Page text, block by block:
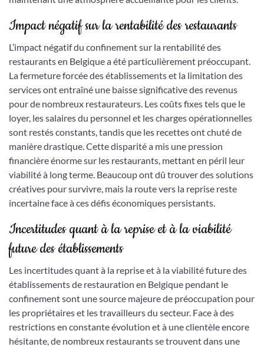
Impact négatif sur la rentabilité des restaurants
L’impact négatif du confinement sur la rentabilité des
restaurants en Belgique a été particulièrement préoccupant.
La fermeture forcée des établissements et la limitation des
services ont entraîné une baisse significative des revenus
pour de nombreux restaurateurs. Les coûts fixes tels que le
loyer, les salaires du personnel et les charges opérationnelles
sont restés constants, tandis que les recettes ont chuté de
manière drastique. Cette disparité a mis une pression
financière énorme sur les restaurants, mettant en péril leur
viabilité à long terme. Beaucoup ont dû trouver des solutions
créatives pour survivre, mais la route vers la reprise reste
incertaine face à ces défis économiques persistants.
Incertitudes quant à la reprise et à la viabilité
future des établissements
Les incertitudes quant à la reprise et à la viabilité future des
établissements de restauration en Belgique pendant le
confinement sont une source majeure de préoccupation pour
les propriétaires et les travailleurs du secteur. Face à des
restrictions en constante évolution et à une clientèle encore
hésitante, de nombreux restaurants se trouvent dans une